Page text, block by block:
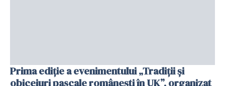
Prima ediție a evenimentului „Tradiții și
obiceiuri pascale românești în UK”, organizat